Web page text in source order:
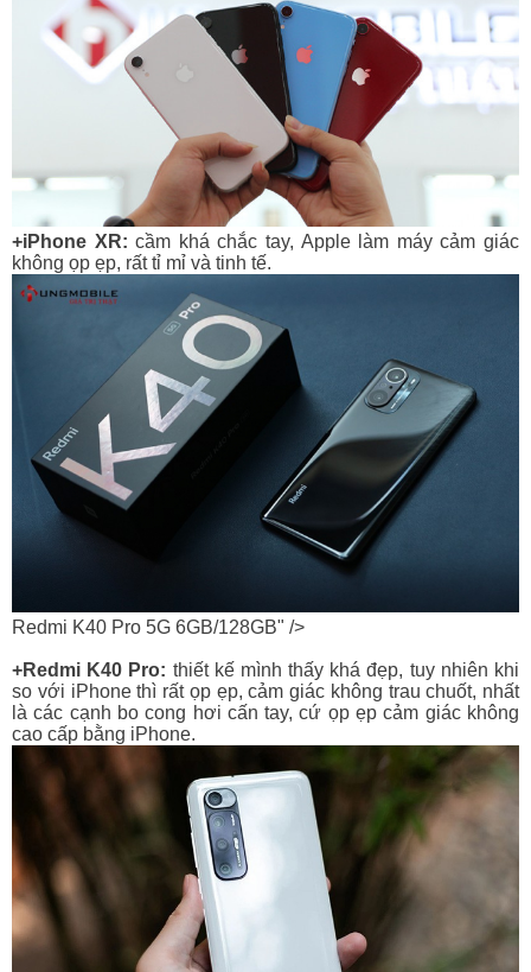
+iPhone XR: cầm khá chắc tay, Apple làm máy cảm giác
không ọp ẹp, rất tỉ mỉ và tinh tế.
Redmi K40 Pro 5G 6GB/128GB" />
+Redmi K40 Pro: thiết kế mình thấy khá đẹp, tuy nhiên khi
so với iPhone thì rất ọp ẹp, cảm giác không trau chuốt, nhất
là các cạnh bo cong hơi cấn tay, cứ ọp ẹp cảm giác không
cao cấp bằng iPhone.